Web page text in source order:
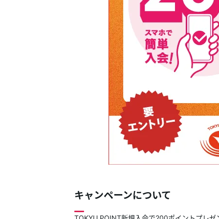
キャンペーンについて